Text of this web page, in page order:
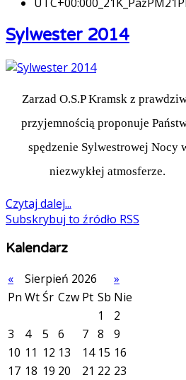
Sylwester 2014
Zarzad O.S.P Kramsk z
przyjemnością proponuje
spędzenie Sylwestrowej Nocy
niezwykłej atmosferze.
Czytaj dalej...
Subskrybuj to źródło RSS
Kalendarz
«
Sierpień 2026
»
Pn WtŚr Czw Pt Sb Nie
1
2
3
4 5 6 7 8
9
10 11 12 13 14 15 16
17 18 19 20 21 22 23